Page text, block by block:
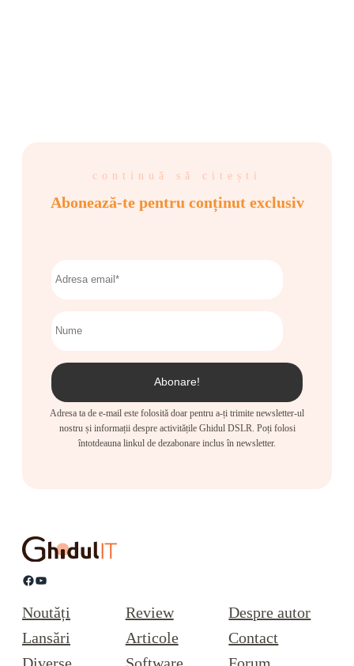
continuă să citești
Abonează-te pentru conținut exclusiv
Adresa ta de e-mail este folosită doar pentru a-ți trimite newsletter-ul
nostru și informații despre activitățile Ghidul DSLR. Poți folosi
întotdeauna linkul de dezabonare inclus în newsletter.
Facebook YouTube
Noutăți
Lansări
Review
Articole
Despre autor
Contact